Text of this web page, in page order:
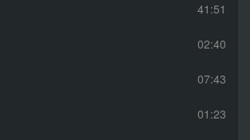
41:51
02:40
07:43
01:23